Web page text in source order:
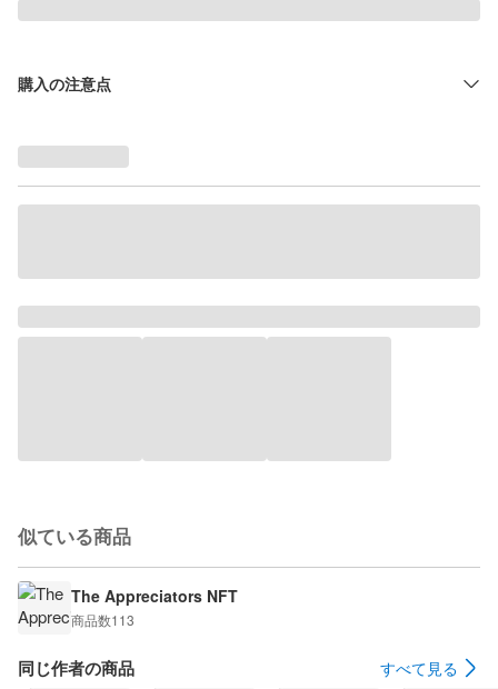
購入の注意点
似ている商品
The Appreciators NFT
商品数113
同じ作者の商品 すべて見る